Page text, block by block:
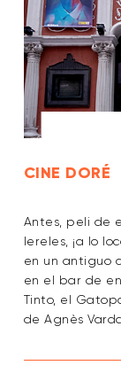
CINE DORÉ
Antes, peli de
lereles, ¡a lo
en un antiguo
en el bar de
Tinto, el
de Agnès